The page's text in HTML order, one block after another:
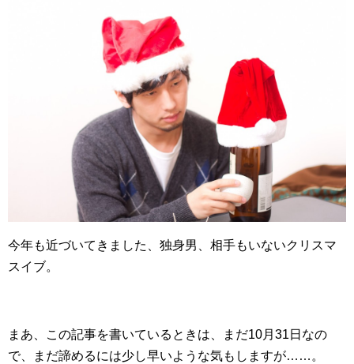
今年も近づいてきました、独身男、相手もいないクリスマ
スイブ。
まあ、この記事を書いているときは、まだ10月31日なの
で、まだ諦めるには少し早いような気もしますが……。